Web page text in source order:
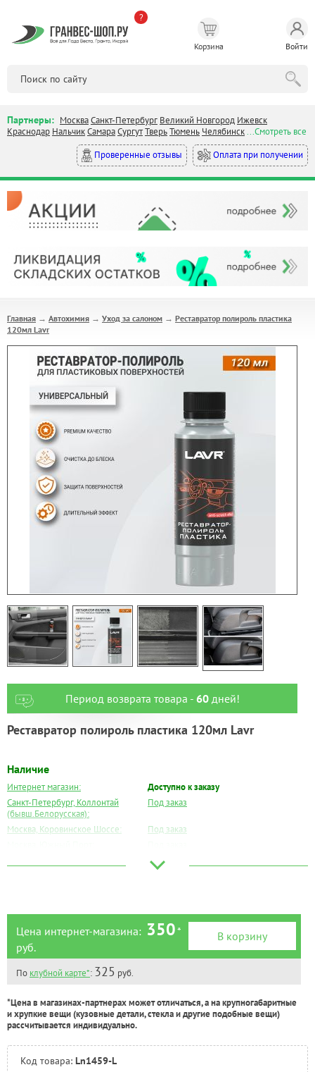
?
Корзина Войти
Партнеры: МоскваСанкт-Петербург Великий Новгород Ижевск
Краснодар НальчикСамараСургутТверьТюмень Челябинск...Смотреть все
Проверенные отзывы
Оплата при получении
Главная → Автохимия → Уход за салоном → Реставратор полироль пластика
120мл Lavr
Период возврата товара - 60дней!
Реставратор полироль пластика 120мл Lavr
Наличие
Интернет магазин:
Доступно к заказу
Санкт-Петербург, Коллонтай
(бывш.Белорусская):
Под заказ
Москва, Коровинское Шоссе:
Под заказ
Под заказ
Под заказ
Тюмень:
Под заказ
Челябинск:
Цена интернет-магазина: 350*
руб.
В корзину
По клубной карте*: 325 руб.
*Цена в магазинах-партнерах может отличаться, а на крупногабаритные
и хрупкие вещи (кузовные детали, стекла и другие подобные вещи)
рассчитывается индивидуально.
Код товара: Ln1459-L